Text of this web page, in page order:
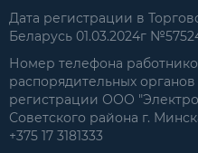
Дата регистрации в
Беларусь 01.03.2024г
Номер телефона
распорядительных
регистрации ООО
Советского района г.
+375 17 3181333